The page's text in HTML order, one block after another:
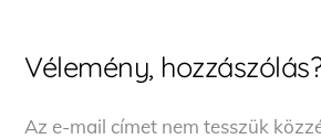
Vélemény,
Az e-mail címet nem tesszük